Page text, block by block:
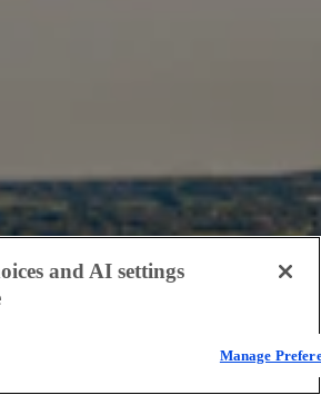
and AI settings
Manage